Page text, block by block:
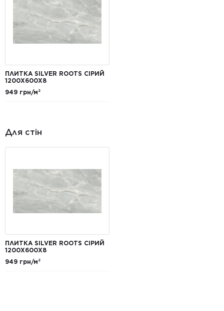
ПЛИТКА SILVER ROOTS СІРИЙ
1200Х600Х8
949 грн/м²
Для стін
ПЛИТКА SILVER ROOTS СІРИЙ
1200Х600Х8
949 грн/м²